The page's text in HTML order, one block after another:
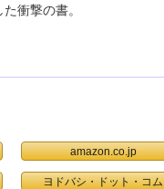
衝撃の書。
amazon.co.jp
ヨドバシ・ドット・コム